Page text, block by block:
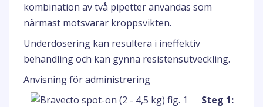
kombination av två pipetter användas som
närmast motsvarar kroppsvikten.
Underdosering kan resultera i ineffektiv
behandling och kan gynna resistensutveckling.
Anvisning för administrering
Steg 1: